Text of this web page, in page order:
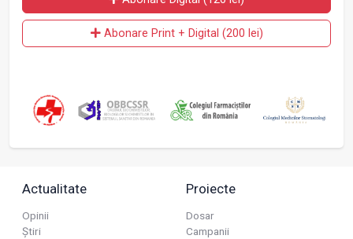
Abonare Print + Digital (200 lei)
Actualitate
Opinii
Știri
Proiecte
Dosar
Campanii